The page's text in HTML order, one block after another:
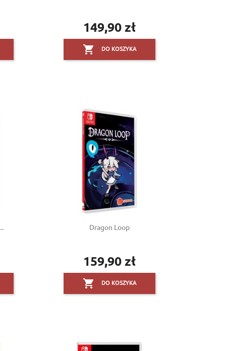
×
Cena
149,90 zł
 DO KOSZYKA
Dragon Loop
Cena
159,90 zł
 DO KOSZYKA